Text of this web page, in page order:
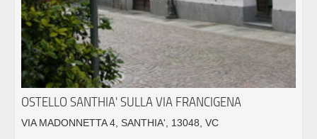
OSTELLO SANTHIA' SULLA VIA FRANCIGENA
VIA MADONNETTA 4, SANTHIA', 13048, VC